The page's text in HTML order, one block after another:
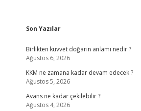
Sidebar
Son Yazılar
Birlikten kuvvet doğarın anlamı nedir ?
Ağustos 6, 2026
KKM ne zamana kadar devam edecek ?
Ağustos 5, 2026
Avans ne kadar çekilebilir ?
Ağustos 4, 2026